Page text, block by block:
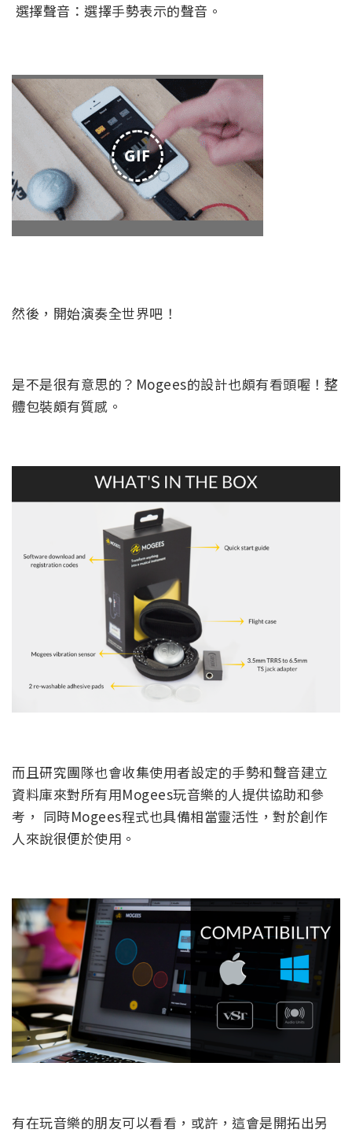
選擇聲音：選擇手勢表示的聲音。
GIF
然後，開始演奏全世界吧！
是不是很有意思的？Mogees的設計也頗有看頭喔！整
體包裝頗有質感。
而且研究團隊也會收集使用者設定的手勢和聲音建立
資料庫來對所有用Mogees玩音樂的人提供協助和參
考， 同時Mogees程式也具備相當靈活性，對於創作
人來說很便於使用。
有在玩音樂的朋友可以看看，或許，這會是開拓出另